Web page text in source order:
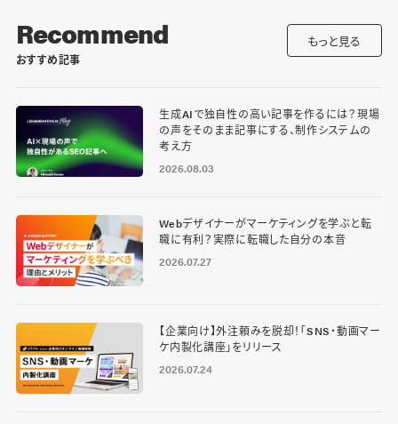
Recommend
おすすめ記事
もっと見る
生成AIで独自性の高い記事を作るには？現場
の声をそのまま記事にする、制作システムの
考え方
2026.08.03
Webデザイナーがマーケティングを学ぶと転
職に有利？実際に転職した自分の本音
2026.07.27
【企業向け】外注頼みを脱却！「SNS・動画マー
ケ内製化講座」をリリース
2026.07.24